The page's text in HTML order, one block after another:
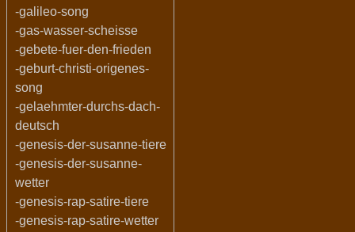
-galileo-song
-gas-wasser-scheisse
-gebete-fuer-den-frieden
-geburt-christi-origenes-
song
-gelaehmter-durchs-dach-
deutsch
-genesis-der-susanne-tiere
-genesis-der-susanne-
wetter
-genesis-rap-satire-tiere
-genesis-rap-satire-wetter